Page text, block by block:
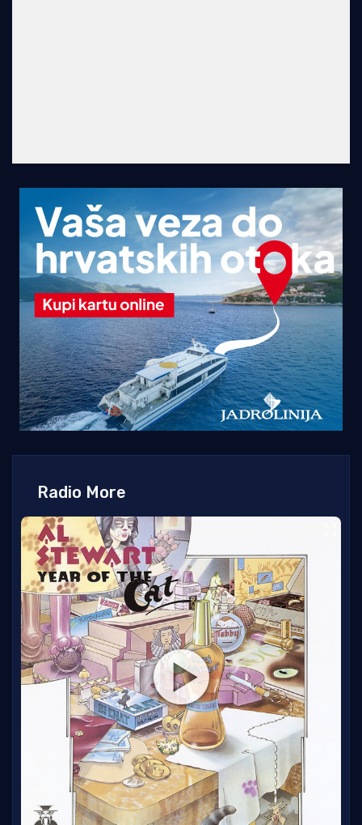
Radio More